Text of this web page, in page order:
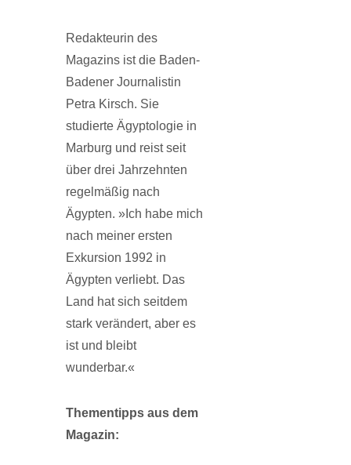
Redakteurin des
Magazins ist die Baden-
Badener Journalistin
Petra Kirsch. Sie
studierte Ägyptologie in
Marburg und reist seit
über drei Jahrzehnten
regelmäßig nach
Ägypten. »Ich habe mich
nach meiner ersten
Exkursion 1992 in
Ägypten verliebt. Das
Land hat sich seitdem
stark verändert, aber es
ist und bleibt
wunderbar.«
Thementipps aus dem
Magazin: